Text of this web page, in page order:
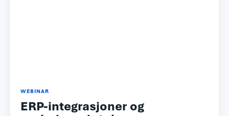
WEBINAR
ERP-integrasjoner og